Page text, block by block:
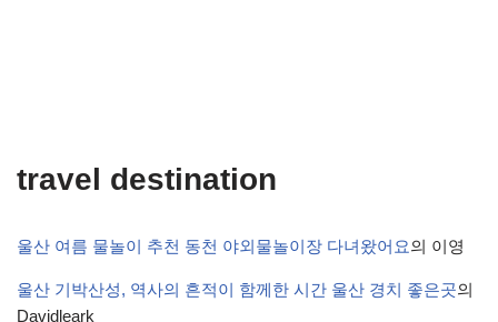
travel destination
울산 여름 물놀이 추천 동천 야외물놀이장 다녀왔어요의 이영
울산 기박산성, 역사의 흔적이 함께한 시간 울산 경치 좋은곳의
Davidleark